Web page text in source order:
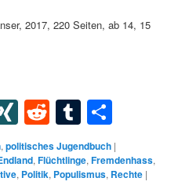
2017, 220 Seiten, ab 14, 15
XINGRedditTumblr
,politisches Jugendbuch |
,Flüchtlinge,Fremdenhass,
, Politik, Populismus, Rechte |